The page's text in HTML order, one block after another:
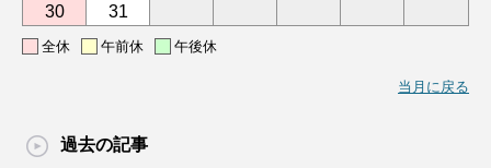
30
31
全休 午前休 午後休
当月に戻る
過去の記事